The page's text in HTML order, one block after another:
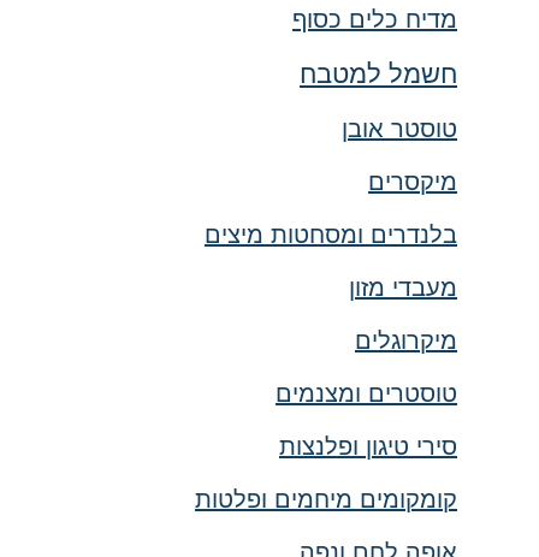
מדיח כלים כסוף
חשמל למטבח
טוסטר אובן
מיקסרים
בלנדרים ומסחטות מיצים
מעבדי מזון
מיקרוגלים
טוסטרים ומצנמים
סירי טיגון ופלנצות
קומקומים מיחמים ופלטות